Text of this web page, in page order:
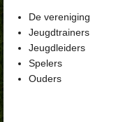
De vereniging
Jeugdtrainers
Jeugdleiders
Spelers
Ouders